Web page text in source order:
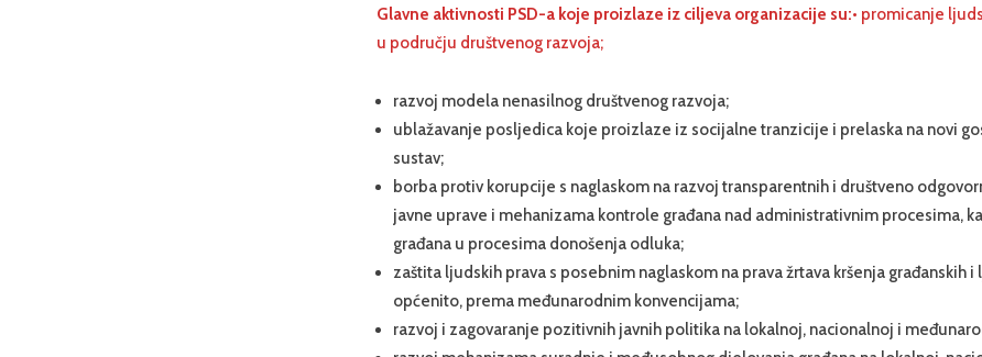
Glavne aktivnosti PSD-a koje proizlaze iz ciljeva organizacije su:• promicanje
u području društvenog razvoja;
razvoj modela nenasilnog društvenog razvoja;
ublažavanje posljedica koje proizlaze iz socijalne tranzicije i prelaska na novi
sustav;
borba protiv korupcije s naglaskom na razvoj transparentnih i društveno
javne uprave i mehanizama kontrole građana nad administrativnim procesima,
građana u procesima donošenja odluka;
zaštita ljudskih prava s posebnim naglaskom na prava žrtava kršenja građanskih i
općenito, prema međunarodnim konvencijama;
razvoj i zagovaranje pozitivnih javnih politika na lokalnoj, nacionalnoj i